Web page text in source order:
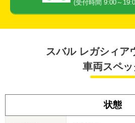
(受付時間 9:00～
スバル レガシィア
車両スペッ
状態